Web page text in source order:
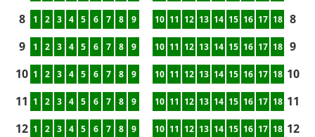
8
1 2 3 4 5 6 7 8 9 10 11 12 13 14 15 16 17 18
8
9
1 2 3 4 5 6 7 8 9 10 11 12 13 14 15 16 17 18
9
10 1 2 3 4 5 6 7 8 9 10 11 12 13 14 15 16 17 18 10
11 1 2 3 4 5 6 7 8 9 10 11 12 13 14 15 16 17 18 11
12 1 2 3 4 5 6 7 8 9 10 11 12 13 14 15 16 17 18 12